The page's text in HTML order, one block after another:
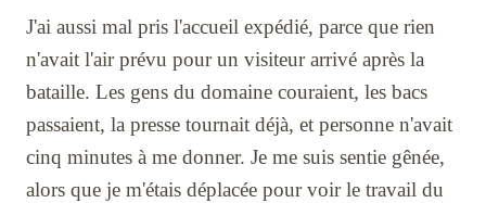
J'ai aussi mal pris l'accueil expédié, parce que rien
n'avait l'air prévu pour un visiteur arrivé après la
bataille. Les gens du domaine couraient, les bacs
passaient, la presse tournait déjà, et personne n'avait
cinq minutes à me donner. Je me suis sentie gênée,
alors que je m'étais déplacée pour voir le travail du